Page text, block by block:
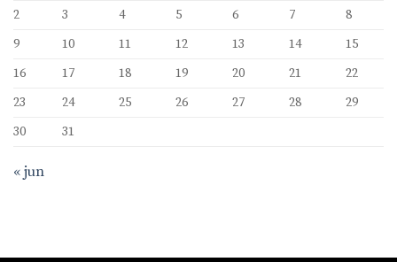
2
3 4 5 6 7
8
9
10 11 12 13 14
15
16
17 18 19 20 21
22
23
24 25 26 27 28
29
30
31
« jun